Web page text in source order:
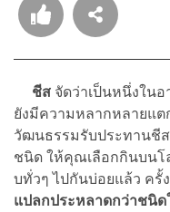
ชีส จัดว่าเป็นหนึ่งใน
ยังมีความหลากหลายแต
วัฒนธรรมรับประทานชี
ชนิด ให้คุณเลือกกินบนโ
บทั่วๆ ไปกันบ่อยแล้ว ครั้
แปลกประหลาดกว่าชนิด